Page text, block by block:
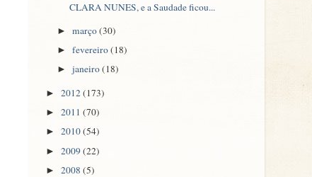
CLARA NUNES, e a Saudade ficou...
►março(30)
►fevereiro(18)
►janeiro(18)
► 2012(173)
► 2011 (70)
► 2010(54)
► 2009(22)
► 2008 (5)